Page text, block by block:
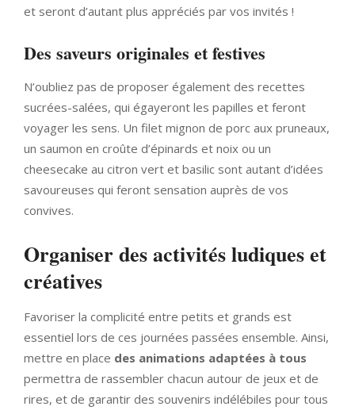
et seront d’autant plus appréciés par vos invités !
Des saveurs originales et festives
N’oubliez pas de proposer également des recettes
sucrées-salées, qui égayeront les papilles et feront
voyager les sens. Un filet mignon de porc aux pruneaux,
un saumon en croûte d’épinards et noix ou un
cheesecake au citron vert et basilic sont autant d’idées
savoureuses qui feront sensation auprès de vos
convives.
Organiser des activités ludiques et
créatives
Favoriser la complicité entre petits et grands est
essentiel lors de ces journées passées ensemble. Ainsi,
mettre en place des animations adaptées à tous
permettra de rassembler chacun autour de jeux et de
rires, et de garantir des souvenirs indélébiles pour tous